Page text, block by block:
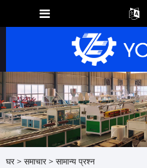
घर > समाचार> सामान्य प्रश्न